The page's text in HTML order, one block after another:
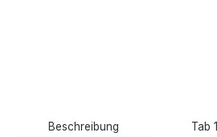
Beschreibung Tab 1